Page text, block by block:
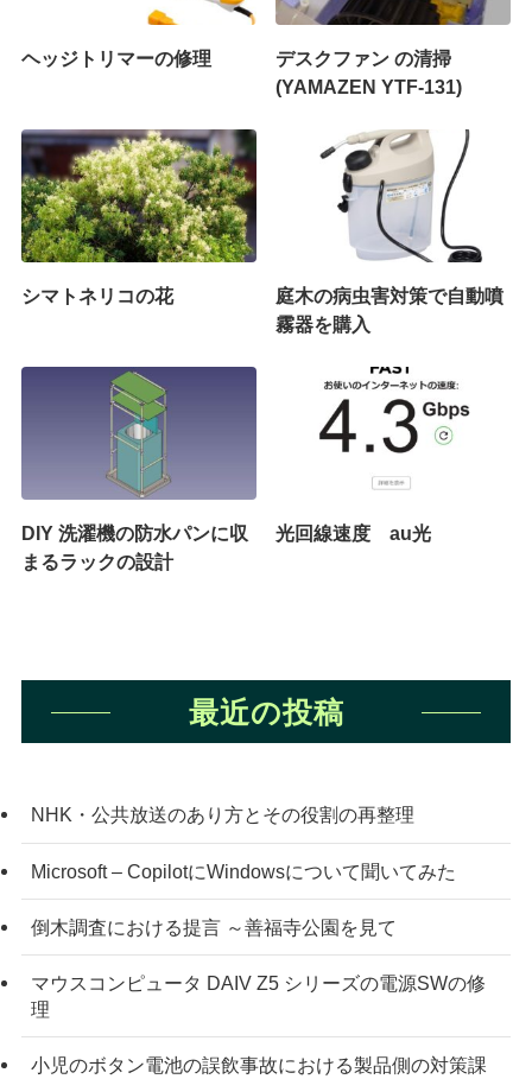
ヘッジトリマーの修理
デスクファン の清掃
(YAMAZEN YTF-131)
シマトネリコの花
庭木の病虫害対策で自動噴
霧器を購入
DIY 洗濯機の防水パンに収
まるラックの設計
光回線速度 au光
最近の投稿
NHK・公共放送のあり方とその役割の再整理
Microsoft – CopilotにWindowsについて聞いてみた
倒木調査における提言 ～善福寺公園を見て
マウスコンピュータ DAIV Z5 シリーズの電源SWの修
理
小児のボタン電池の誤飲事故における製品側の対策課